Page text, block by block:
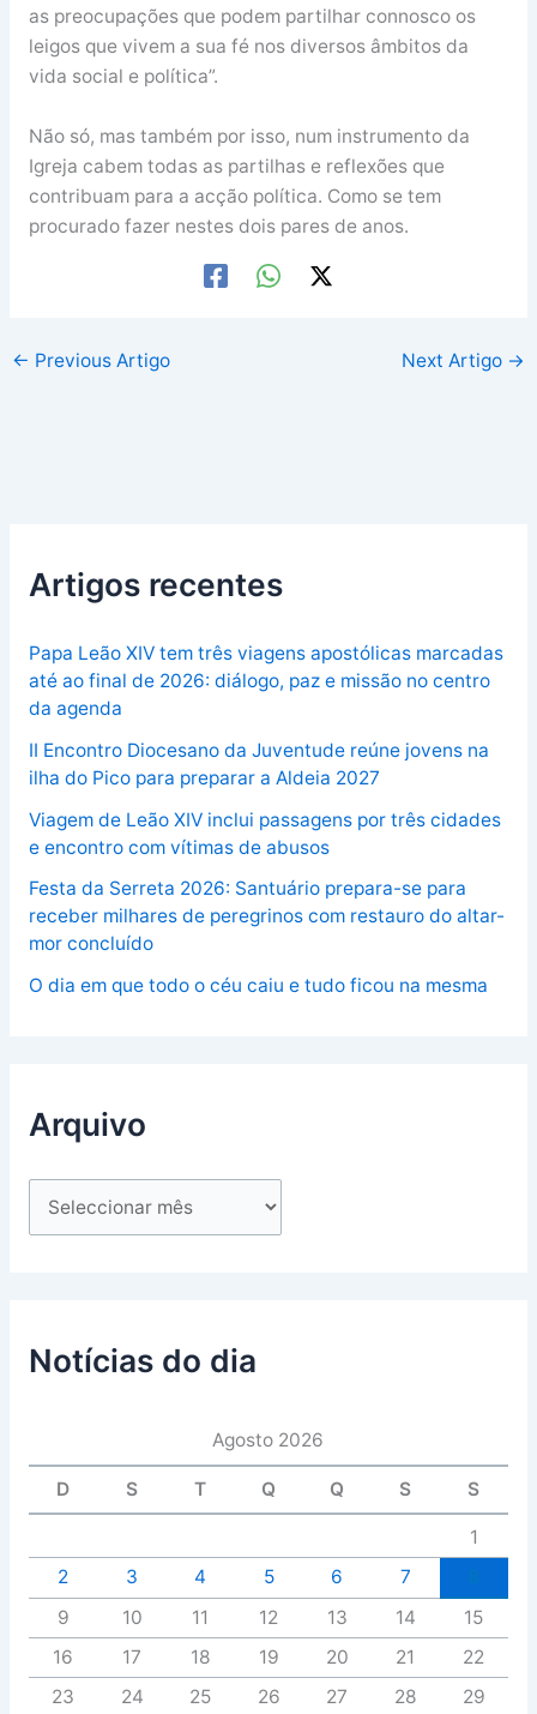
as preocupações que podem partilhar connosco os
leigos que vivem a sua fé nos diversos âmbitos da
vida social e política”.
Não só, mas também por isso, num instrumento da
Igreja cabem todas as partilhas e reflexões que
contribuam para a acção política. Como se tem
procurado fazer nestes dois pares de anos.
← Previous Artigo Next Artigo →
Artigos recentes
Papa Leão XIV tem três viagens apostólicas marcadas
até ao final de 2026: diálogo, paz e missão no centro
da agenda
II Encontro Diocesano da Juventude reúne jovens na
ilha do Pico para preparar a Aldeia 2027
Viagem de Leão XIV inclui passagens por três cidades
e encontro com vítimas de abusos
Festa da Serreta 2026: Santuário prepara-se para
receber milhares de peregrinos com restauro do altar-
mor concluído
O dia em que todo o céu caiu e tudo ficou na mesma
Arquivo
Notícias do dia
Agosto 2026
D S T Q Q S S
1
2
3 4 5 6 7
9
10 11 12 13 14
15
16
17 18 19 20 21
22
23
24 25 26 27 28
29